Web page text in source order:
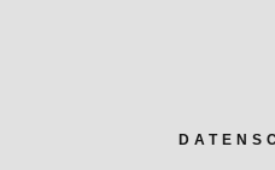
BILDER UND